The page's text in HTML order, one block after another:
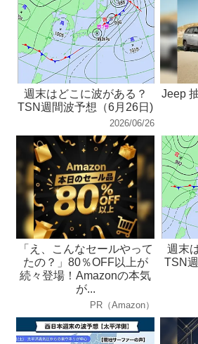
週末はどこに波がある？
TSN週間波予想（6月26日)
2026/06/26
Jeep
「え、こんなセールやって
たの？」80％OFF以上が
続々登場！Amazonの本気
が...
PR（Amazon）
週末
TSN